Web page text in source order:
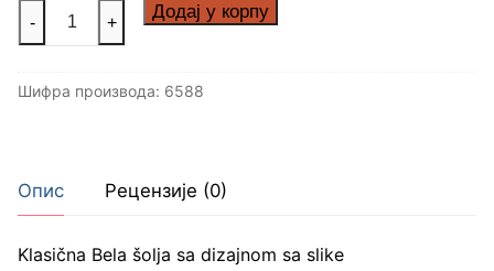
dobru
u
drugo
tu
- + Додај у корпу
Шифра производа: 6588
Опис Рецензије (0)
Klasična Bela šolja sa dizajnom sa slike